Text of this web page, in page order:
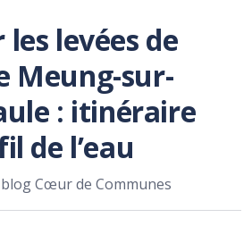
levées de
Meung-sur-
: itinéraire
de l’eau
Cœur de Communes